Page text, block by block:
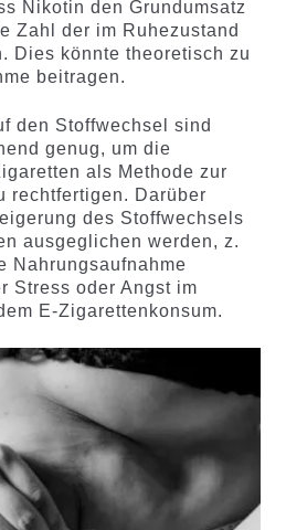
Nikotin den Grundumsatz
Zahl der im Ruhezustand
Dies könnte theoretisch zu
beitragen.
den Stoffwechsel sind
genug, um die
als Methode zur
rechtfertigen. Darüber
des Stoffwechsels
ausgeglichen werden, z.
Nahrungsaufnahme
Stress oder Angst im
E-Zigarettenkonsum.